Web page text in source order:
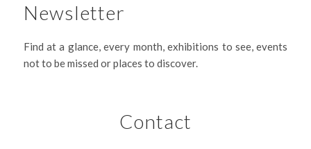
Newsletter
Find at a glance, every month, exhibitions to see, events
not to be missed or places to discover.
Contact